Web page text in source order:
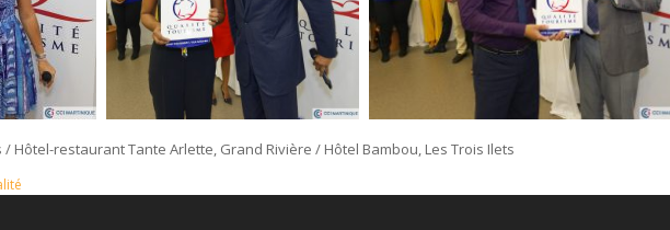
/ Hôtel-restaurant Tante Arlette, Grand Rivière / Hôtel Bambou, Les Trois Ilets